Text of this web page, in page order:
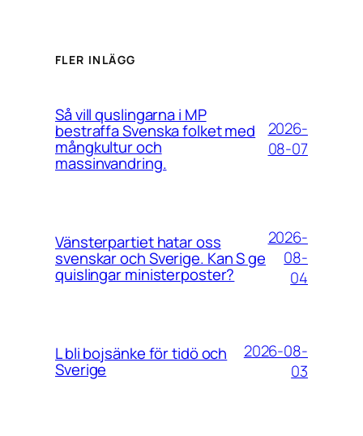
FLER INLÄGG
Så vill quslingarna i MP
bestraffa Svenska folket med
mångkultur och
massinvandring.
2026-
08-07
Vänsterpartiet hatar oss
svenskar och Sverige. Kan S ge
quislingar ministerposter?
2026-
08-
04
L bli bojsänke för tidö och
Sverige
2026-08-
03